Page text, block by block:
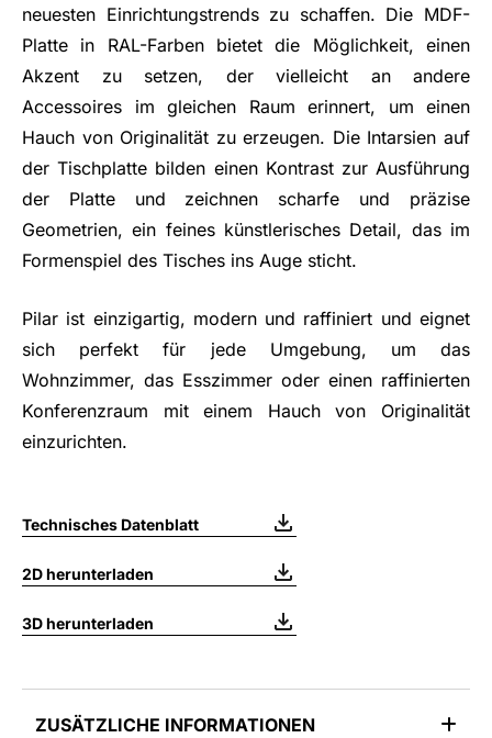
neuesten Einrichtungstrends zu schaffen. Die MDF-
Platte in RAL-Farben bietet die Möglichkeit, einen
Akzent zu setzen, der vielleicht an andere
Accessoires im gleichen Raum erinnert, um einen
Hauch von Originalität zu erzeugen. Die Intarsien auf
der Tischplatte bilden einen Kontrast zur Ausführung
der Platte und zeichnen scharfe und präzise
Geometrien, ein feines künstlerisches Detail, das im
Formenspiel des Tisches ins Auge sticht.
Pilar ist einzigartig, modern und raffiniert und eignet
sich perfekt für jede Umgebung, um das
Wohnzimmer, das Esszimmer oder einen raffinierten
Konferenzraum mit einem Hauch von Originalität
einzurichten.
Technisches Datenblatt
2D herunterladen
3D herunterladen
ZUSÄTZLICHE INFORMATIONEN